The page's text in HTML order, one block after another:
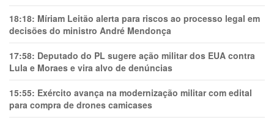
18:18: Míriam Leitão alerta para riscos ao processo legal em
decisões do ministro André Mendonça
17:58: Deputado do PL sugere ação militar dos EUA contra
Lula e Moraes e vira alvo de denúncias
15:55: Exército avança na modernização militar com edital
para compra de drones camicases